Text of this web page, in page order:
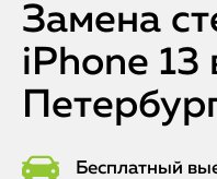
Замена
iPhone 13
Бесплатный